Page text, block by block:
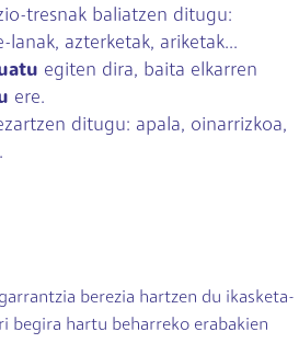
tresnak baliatzen ditugu:
lanak, azterketak, ariketak...
egiten dira, baita elkarren
ere.
ditugu: apala, oinarrizkoa,
berezia hartzen du ikasketa-
begira hartu beharreko erabakien